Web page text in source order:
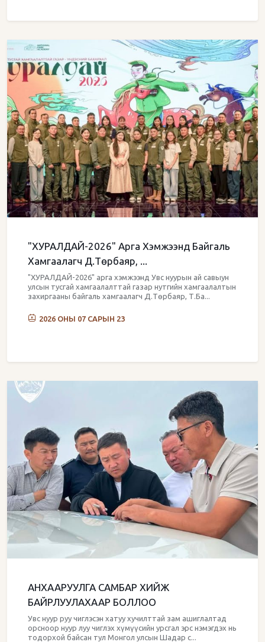
"ХУРАЛДАЙ-2026" Арга Хэмжээнд Байгаль
Хамгаалагч Д.Төрбаяр, ...
"ХУРАЛДАЙ-2026" арга хэмжээнд Увс нуурын ай савыун
улсын тусгай хамгаалалттай газар нутгийн хамгаалалтын
захиргааны байгаль хамгаалагч Д.Төрбаяр, Т.Ба...
2026 ОНЫ 07 САРЫН 23
АНХААРУУЛГА САМБАР ХИЙЖ
БАЙРЛУУЛАХААР БОЛЛОО
Увс нуур руу чиглэсэн хатуу хучилттай зам ашиглалтад
орсноор нуур луу чиглэх хүмүүсийн урсгал эрс нэмэгдэх нь
тодорхой байсан тул Монгол улсын Шадар с...